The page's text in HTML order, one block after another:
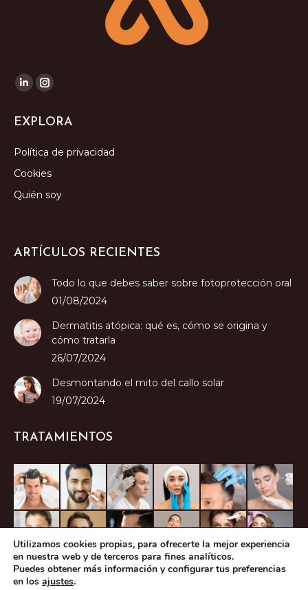
Encuéntranos en:
Linkedin
opens
window
Instagram
opens
window
EXPLORA
Política de privacidad
Cookies
Quién soy
ARTÍCULOS RECIENTES
Todo lo que debes saber sobre fotoprotección oral
01/08/2024
Dermatitis atópica: qué es, cómo se origina y
cómo tratarla
26/07/2024
Desmontando el mito del callo solar
19/07/2024
TRATAMIENTOS
Utilizamos cookies propias, para ofrecerte la mejor experiencia
en nuestra web y de terceros para fines analíticos.
Puedes obtener más información y configurar tus preferencias
en los ajustes.